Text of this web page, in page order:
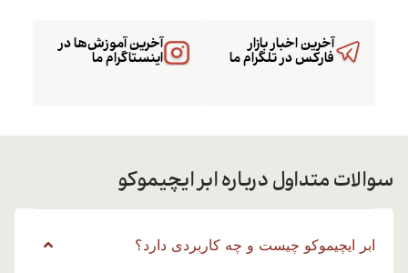
آخرین آموزش‌ها در
اینستاگرام ما
آخرین اخبار بازار
فارکس در تلگرام ما
سوالات متداول درباره ابر ایچیموکو
ابر ایچیموکو چیست و چه کاربردی دارد؟